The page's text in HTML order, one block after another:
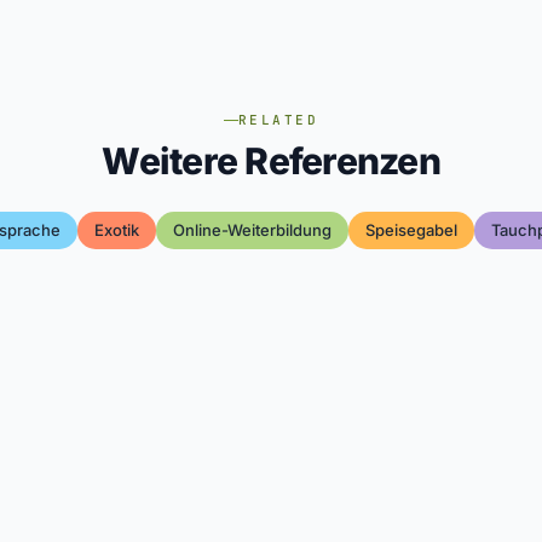
RELATED
Weitere Referenzen
Exotik Online-Weiterbildung Speisegabel